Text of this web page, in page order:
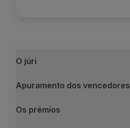
O júri
Apuramento dos vencedores
Os prémios